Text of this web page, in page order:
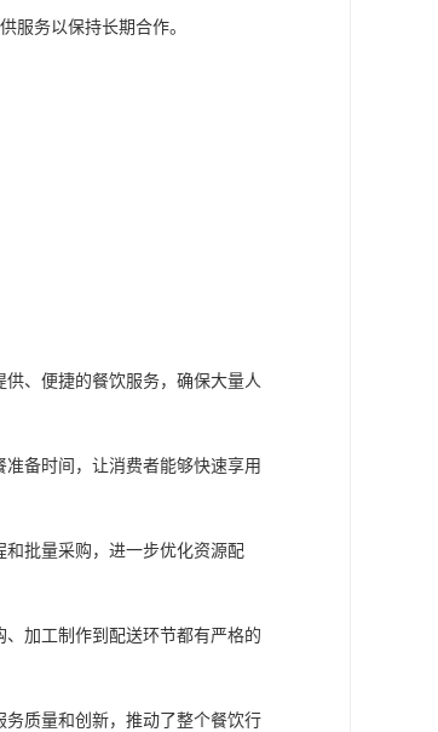
服务以保持长期合作。
、便捷的餐饮服务，确保大量人
备时间，让消费者能够快速享用
批量采购，进一步优化资源配
加工制作到配送环节都有严格的
质量和创新，推动了整个餐饮行